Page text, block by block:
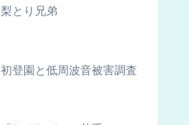
梨とり兄弟
初登園と低周波音被害調査